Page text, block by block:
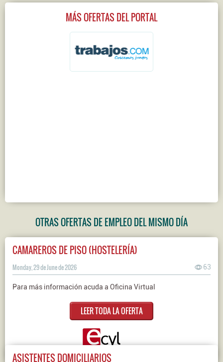
MÁS OFERTAS DEL PORTAL
OTRAS OFERTAS DE EMPLEO DEL MISMO DÍA
CAMAREROS DE PISO (HOSTELERÍA)
Monday, 29 de June de 2026 63
Para más información acuda a Oficina Virtual
LEER TODA LA OFERTA
ASISTENTES DOMICILIARIOS